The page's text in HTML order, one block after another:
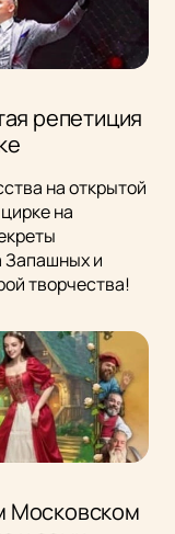
репетиция
на открытой
на
Запашных и
творчества!
Московском